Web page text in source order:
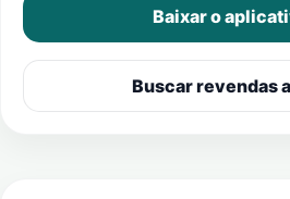
Baixar o
Buscar revendas